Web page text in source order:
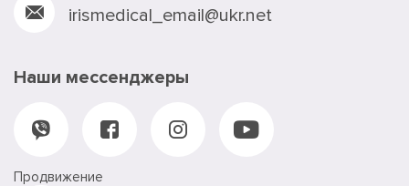
irismedical_email@ukr.net
Наши мессенджеры
Продвижение